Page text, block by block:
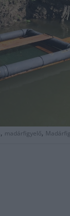
, madárfigyelő,